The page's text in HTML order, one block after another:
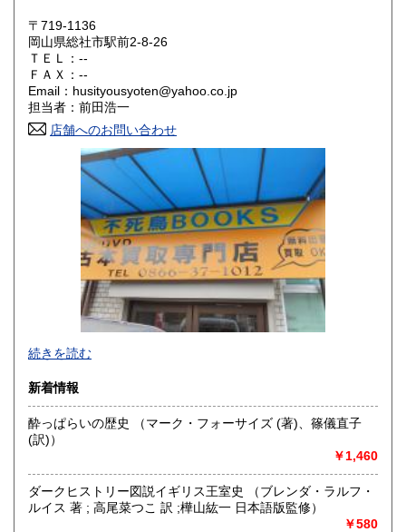
鳥取県 600円
岡山県 600円 広島県
山口県 600円
600円
600円 福岡県
600円 長崎県
600円 大分県
600円 鹿児島県
沖縄県
〒719-1136
岡山県総社市駅前2-8-26
ＴＥＬ：--
ＦＡＸ：--
Email：husityousyoten@yahoo.co.jp
担当者：前田浩一
店舗へのお問い合わせ
不死鳥BOOKSでは、書籍だけでなくCD、DVD、レコード、
ゲーム、おもちゃ、骨董品まであらゆるものの買い取りがで
にお問い合わせください。出張費は、無料です。
沿線名：伯備線・桃太郎線(吉備線)
最寄駅：総社駅
定休日：年中無休
書籍の買取について
続きを読む
新着情報
酔っぱらいの歴史 （マーク・フォーサイズ (著)、篠儀直子
(訳)）
￥1,460
ダークヒストリー図説イギリス王室史 （ブレンダ・ラルフ・
ルイス 著 ; 高尾菜つこ 訳 ;樺山紘一 日本語版監修）
￥580